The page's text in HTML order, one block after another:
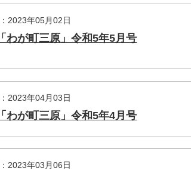
2023年05月02日
わが町三原」令和5年5月号
2023年04月03日
わが町三原」令和5年4月号
2023年03月06日